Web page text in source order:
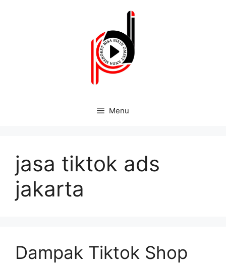
Menu
jasa tiktok ads
jakarta
Dampak Tiktok Shop